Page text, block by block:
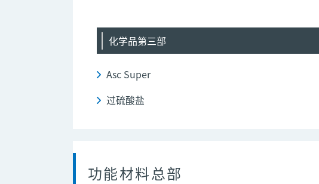
化学品第三部
Asc Super
过硫酸盐
功能材料总部